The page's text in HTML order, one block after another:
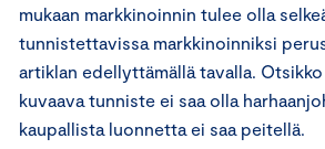
mukaan markkinoinnin tulee olla
tunnistettavissa markkinoinniksi
artiklan edellyttämällä tavalla.
kuvaava tunniste ei saa olla
kaupallista luonnetta ei saa peitellä.